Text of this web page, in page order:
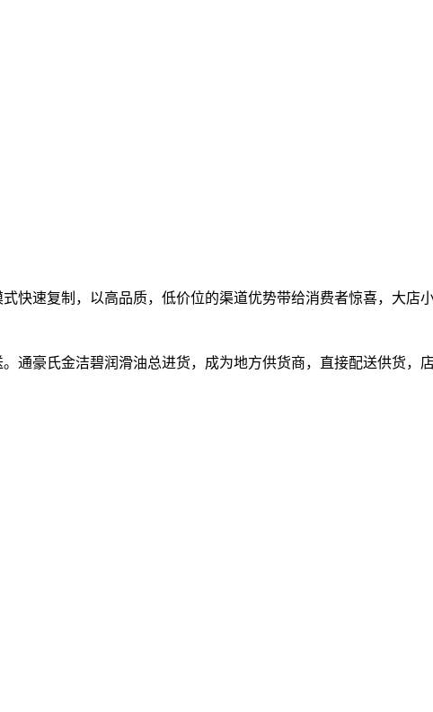
速复制，以高品质，低价位的渠道优势带给消费者惊喜，大店
通豪氏金洁碧润滑油总进货，成为地方供货商，直接配送供货，